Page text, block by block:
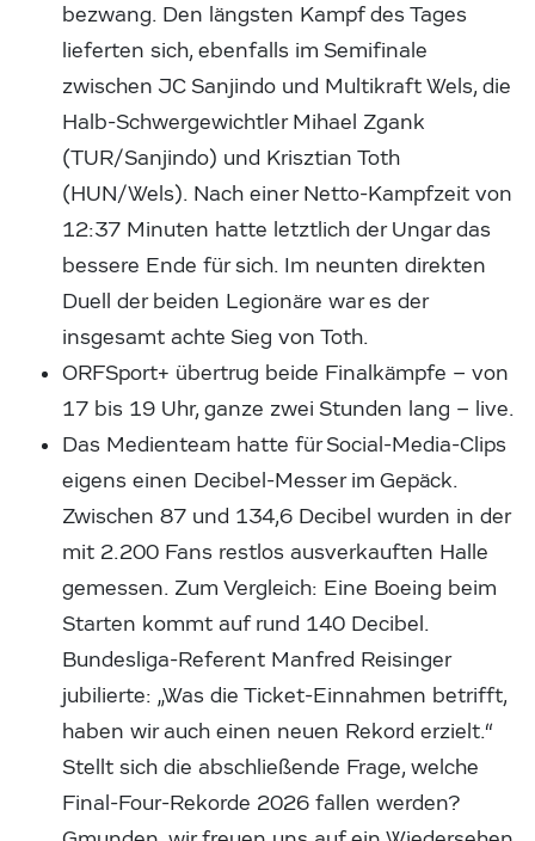
bezwang. Den längsten Kampf des Tages
lieferten sich, ebenfalls im Semifinale
zwischen JC Sanjindo und Multikraft Wels, die
Halb-Schwergewichtler Mihael Zgank
(TUR/Sanjindo) und Krisztian Toth
(HUN/Wels). Nach einer Netto-Kampfzeit von
12:37 Minuten hatte letztlich der Ungar das
bessere Ende für sich. Im neunten direkten
Duell der beiden Legionäre war es der
insgesamt achte Sieg von Toth.
ORFSport+ übertrug beide Finalkämpfe – von
17 bis 19 Uhr, ganze zwei Stunden lang – live.
Das Medienteam hatte für Social-Media-Clips
eigens einen Decibel-Messer im Gepäck.
Zwischen 87 und 134,6 Decibel wurden in der
mit 2.200 Fans restlos ausverkauften Halle
gemessen. Zum Vergleich: Eine Boeing beim
Starten kommt auf rund 140 Decibel.
Bundesliga-Referent Manfred Reisinger
jubilierte: „Was die Ticket-Einnahmen betrifft,
haben wir auch einen neuen Rekord erzielt.“
Stellt sich die abschließende Frage, welche
Final-Four-Rekorde 2026 fallen werden?